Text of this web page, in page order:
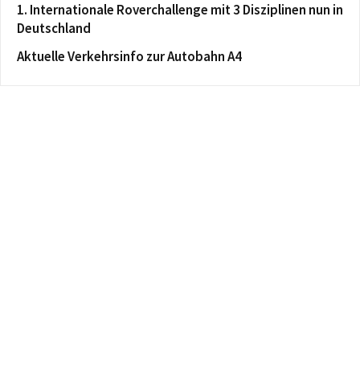
1. Internationale Roverchallenge mit 3 Disziplinen nun in
Deutschland
Aktuelle Verkehrsinfo zur Autobahn A4